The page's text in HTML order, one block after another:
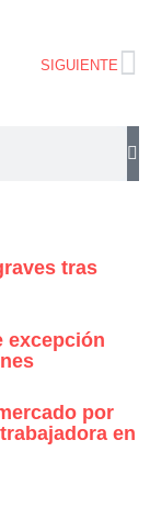
SIGUIENTE
tras
excepción
por
en